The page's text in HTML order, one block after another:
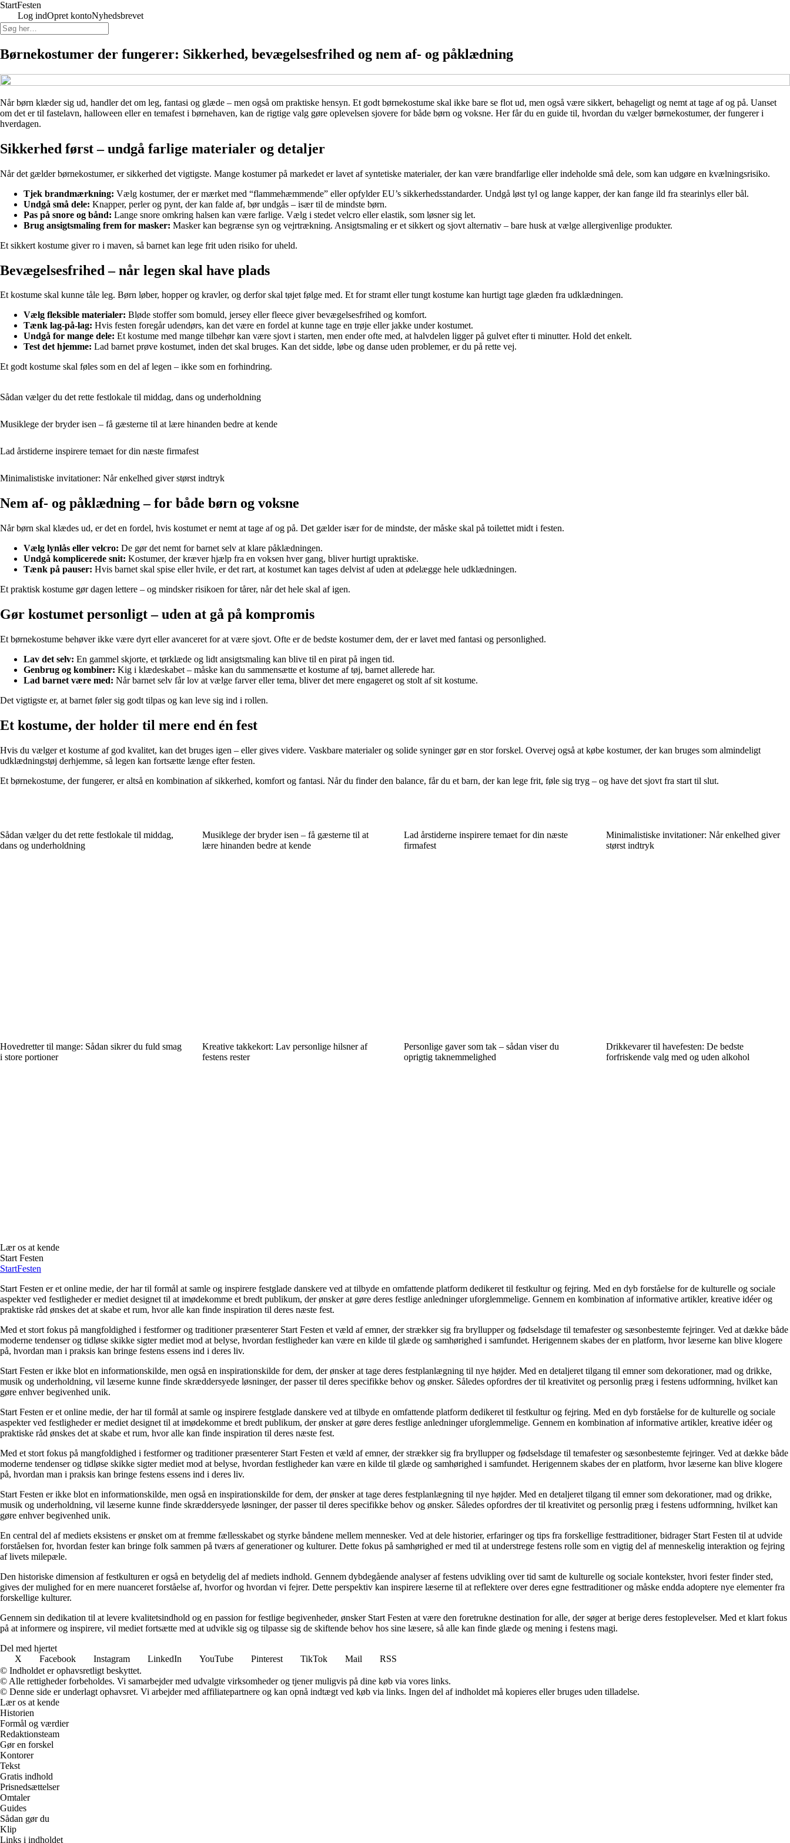
StartFesten
Log indOpret kontoNyhedsbrevet
Børnekostumer der fungerer: Sikkerhed, bevægelsesfrihed og nem af- og påklædning
Når børn klæder sig ud, handler det om leg, fantasi og glæde – men også om praktiske hensyn. Et godt børnekostume skal ikke bare se flot ud, men også være sikkert, behageligt og nemt at tage af og på. Uanset
om det er til fastelavn, halloween eller en temafest i børnehaven, kan de rigtige valg gøre oplevelsen sjovere for både børn og voksne. Her får du en guide til, hvordan du vælger børnekostumer, der fungerer i
hverdagen.
Sikkerhed først – undgå farlige materialer og detaljer
Når det gælder børnekostumer, er sikkerhed det vigtigste. Mange kostumer på markedet er lavet af syntetiske materialer, der kan være brandfarlige eller indeholde små dele, som kan udgøre en kvælningsrisiko.
Tjek brandmærkning: Vælg kostumer, der er mærket med “flammehæmmende” eller opfylder EU’s sikkerhedsstandarder. Undgå løst tyl og lange kapper, der kan fange ild fra stearinlys eller bål.
Undgå små dele: Knapper, perler og pynt, der kan falde af, bør undgås – især til de mindste børn.
Pas på snore og bånd: Lange snore omkring halsen kan være farlige. Vælg i stedet velcro eller elastik, som løsner sig let.
Brug ansigtsmaling frem for masker: Masker kan begrænse syn og vejrtrækning. Ansigtsmaling er et sikkert og sjovt alternativ – bare husk at vælge allergivenlige produkter.
Et sikkert kostume giver ro i maven, så barnet kan lege frit uden risiko for uheld.
Bevægelsesfrihed – når legen skal have plads
Et kostume skal kunne tåle leg. Børn løber, hopper og kravler, og derfor skal tøjet følge med. Et for stramt eller tungt kostume kan hurtigt tage glæden fra udklædningen.
Vælg fleksible materialer: Bløde stoffer som bomuld, jersey eller fleece giver bevægelsesfrihed og komfort.
Tænk lag-på-lag: Hvis festen foregår udendørs, kan det være en fordel at kunne tage en trøje eller jakke under kostumet.
Undgå for mange dele: Et kostume med mange tilbehør kan være sjovt i starten, men ender ofte med, at halvdelen ligger på gulvet efter ti minutter. Hold det enkelt.
Test det hjemme: Lad barnet prøve kostumet, inden det skal bruges. Kan det sidde, løbe og danse uden problemer, er du på rette vej.
Et godt kostume skal føles som en del af legen – ikke som en forhindring.
Sådan vælger du det rette festlokale til middag, dans og underholdning
Musiklege der bryder isen – få gæsterne til at lære hinanden bedre at kende
Lad årstiderne inspirere temaet for din næste firmafest
Minimalistiske invitationer: Når enkelhed giver størst indtryk
Nem af- og påklædning – for både børn og voksne
Når børn skal klædes ud, er det en fordel, hvis kostumet er nemt at tage af og på. Det gælder især for de mindste, der måske skal på toilettet midt i festen.
Vælg lynlås eller velcro: De gør det nemt for barnet selv at klare påklædningen.
Undgå komplicerede snit: Kostumer, der kræver hjælp fra en voksen hver gang, bliver hurtigt upraktiske.
Tænk på pauser: Hvis barnet skal spise eller hvile, er det rart, at kostumet kan tages delvist af uden at ødelægge hele udklædningen.
Et praktisk kostume gør dagen lettere – og mindsker risikoen for tårer, når det hele skal af igen.
Gør kostumet personligt – uden at gå på kompromis
Et børnekostume behøver ikke være dyrt eller avanceret for at være sjovt. Ofte er de bedste kostumer dem, der er lavet med fantasi og personlighed.
Lav det selv: En gammel skjorte, et tørklæde og lidt ansigtsmaling kan blive til en pirat på ingen tid.
Genbrug og kombiner: Kig i klædeskabet – måske kan du sammensætte et kostume af tøj, barnet allerede har.
Lad barnet være med: Når barnet selv får lov at vælge farver eller tema, bliver det mere engageret og stolt af sit kostume.
Det vigtigste er, at barnet føler sig godt tilpas og kan leve sig ind i rollen.
Et kostume, der holder til mere end én fest
Hvis du vælger et kostume af god kvalitet, kan det bruges igen – eller gives videre. Vaskbare materialer og solide syninger gør en stor forskel. Overvej også at købe kostumer, der kan bruges som almindeligt
udklædningstøj derhjemme, så legen kan fortsætte længe efter festen.
Et børnekostume, der fungerer, er altså en kombination af sikkerhed, komfort og fantasi. Når du finder den balance, får du et barn, der kan lege frit, føle sig tryg – og have det sjovt fra start til slut.
Sådan vælger du det rette festlokale til middag,
dans og underholdning
Musiklege der bryder isen – få gæsterne til at
lære hinanden bedre at kende
Lad årstiderne inspirere temaet for din næste
firmafest
Minimalistiske invitationer: Når enkelhed giver
størst indtryk
Hovedretter til mange: Sådan sikrer du fuld smag
i store portioner
Kreative takkekort: Lav personlige hilsner af
festens rester
Personlige gaver som tak – sådan viser du
oprigtig taknemmelighed
Drikkevarer til havefesten: De bedste
forfriskende valg med og uden alkohol
Lær os at kende
Start Festen
StartFesten
Start Festen er et online medie, der har til formål at samle og inspirere festglade danskere ved at tilbyde en omfattende platform dedikeret til festkultur og fejring. Med en dyb forståelse for de kulturelle og sociale
aspekter ved festligheder er mediet designet til at imødekomme et bredt publikum, der ønsker at gøre deres festlige anledninger uforglemmelige. Gennem en kombination af informative artikler, kreative idéer og
praktiske råd ønskes det at skabe et rum, hvor alle kan finde inspiration til deres næste fest.
Med et stort fokus på mangfoldighed i festformer og traditioner præsenterer Start Festen et væld af emner, der strækker sig fra bryllupper og fødselsdage til temafester og sæsonbestemte fejringer. Ved at dække både
moderne tendenser og tidløse skikke sigter mediet mod at belyse, hvordan festligheder kan være en kilde til glæde og samhørighed i samfundet. Herigennem skabes der en platform, hvor læserne kan blive klogere
på, hvordan man i praksis kan bringe festens essens ind i deres liv.
Start Festen er ikke blot en informationskilde, men også en inspirationskilde for dem, der ønsker at tage deres festplanlægning til nye højder. Med en detaljeret tilgang til emner som dekorationer, mad og drikke,
musik og underholdning, vil læserne kunne finde skræddersyede løsninger, der passer til deres specifikke behov og ønsker. Således opfordres der til kreativitet og personlig præg i festens udformning, hvilket kan
gøre enhver begivenhed unik.
Start Festen er et online medie, der har til formål at samle og inspirere festglade danskere ved at tilbyde en omfattende platform dedikeret til festkultur og fejring. Med en dyb forståelse for de kulturelle og sociale
aspekter ved festligheder er mediet designet til at imødekomme et bredt publikum, der ønsker at gøre deres festlige anledninger uforglemmelige. Gennem en kombination af informative artikler, kreative idéer og
praktiske råd ønskes det at skabe et rum, hvor alle kan finde inspiration til deres næste fest.
Med et stort fokus på mangfoldighed i festformer og traditioner præsenterer Start Festen et væld af emner, der strækker sig fra bryllupper og fødselsdage til temafester og sæsonbestemte fejringer. Ved at dække både
moderne tendenser og tidløse skikke sigter mediet mod at belyse, hvordan festligheder kan være en kilde til glæde og samhørighed i samfundet. Herigennem skabes der en platform, hvor læserne kan blive klogere
på, hvordan man i praksis kan bringe festens essens ind i deres liv.
Start Festen er ikke blot en informationskilde, men også en inspirationskilde for dem, der ønsker at tage deres festplanlægning til nye højder. Med en detaljeret tilgang til emner som dekorationer, mad og drikke,
musik og underholdning, vil læserne kunne finde skræddersyede løsninger, der passer til deres specifikke behov og ønsker. Således opfordres der til kreativitet og personlig præg i festens udformning, hvilket kan
gøre enhver begivenhed unik.
En central del af mediets eksistens er ønsket om at fremme fællesskabet og styrke båndene mellem mennesker. Ved at dele historier, erfaringer og tips fra forskellige festtraditioner, bidrager Start Festen til at udvide
forståelsen for, hvordan fester kan bringe folk sammen på tværs af generationer og kulturer. Dette fokus på samhørighed er med til at understrege festens rolle som en vigtig del af menneskelig interaktion og fejring
af livets milepæle.
Den historiske dimension af festkulturen er også en betydelig del af mediets indhold. Gennem dybdegående analyser af festens udvikling over tid samt de kulturelle og sociale kontekster, hvori fester finder sted,
gives der mulighed for en mere nuanceret forståelse af, hvorfor og hvordan vi fejrer. Dette perspektiv kan inspirere læserne til at reflektere over deres egne festtraditioner og måske endda adoptere nye elementer fra
forskellige kulturer.
Gennem sin dedikation til at levere kvalitetsindhold og en passion for festlige begivenheder, ønsker Start Festen at være den foretrukne destination for alle, der søger at berige deres festoplevelser. Med et klart fokus
på at informere og inspirere, vil mediet fortsætte med at udvikle sig og tilpasse sig de skiftende behov hos sine læsere, så alle kan finde glæde og mening i festens magi.
Del med hjertet
X
Facebook Instagram LinkedIn YouTube Pinterest TikTok Mail
RSS
© Indholdet er ophavsretligt beskyttet.
© Alle rettigheder forbeholdes. Vi samarbejder med udvalgte virksomheder og tjener muligvis på dine køb via vores links.
© Denne side er underlagt ophavsret. Vi arbejder med affiliatepartnere og kan opnå indtægt ved køb via links. Ingen del af indholdet må kopieres eller bruges uden tilladelse.
Lær os at kende
Historien
Formål og værdier
Redaktionsteam
Gør en forskel
Kontorer
Tekst
Gratis indhold
Prisnedsættelser
Omtaler
Guides
Sådan gør du
Klip
Links i indholdet